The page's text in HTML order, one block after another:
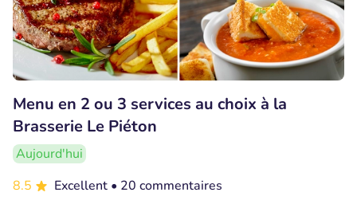
Menu en 2 ou 3 services au choix à la
Brasserie Le Piéton
Aujourd'hui
8.5
Excellent • 20 commentaires